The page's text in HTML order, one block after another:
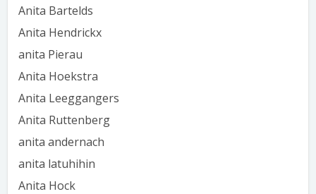
Anita Bartelds
Anita Hendrickx
anita Pierau
Anita Hoekstra
Anita Leeggangers
Anita Ruttenberg
anita andernach
anita latuhihin
Anita Hock